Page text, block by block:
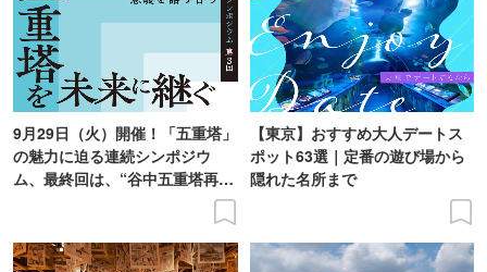
9月29日（火）開催！「五重塔」
の魅力に迫る連続シンポジウ
ム、最終回は、“谷中五重塔再建
【東京】おすすめ大人デートス
ポット63選｜定番の遊び場から
隠れた名所まで